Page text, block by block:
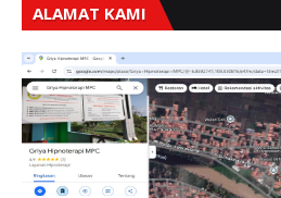
ALAMAT KAMI